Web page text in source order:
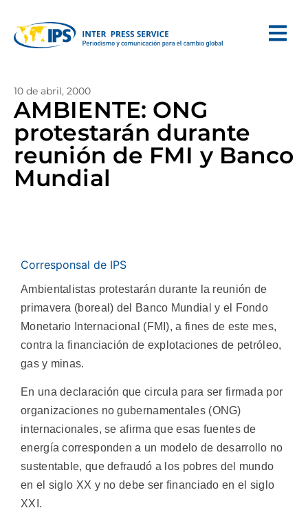
10 de abril, 2000
AMBIENTE: ONG
protestarán durante
reunión de FMI y Banco
Mundial
Corresponsal de IPS
Ambientalistas protestarán durante la reunión de
primavera (boreal) del Banco Mundial y el Fondo
Monetario Internacional (FMI), a fines de este mes,
contra la financiación de explotaciones de petróleo,
gas y minas.
En una declaración que circula para ser firmada por
organizaciones no gubernamentales (ONG)
internacionales, se afirma que esas fuentes de
energía corresponden a un modelo de desarrollo no
sustentable, que defraudó a los pobres del mundo
en el siglo XX y no debe ser financiado en el siglo
XXI.